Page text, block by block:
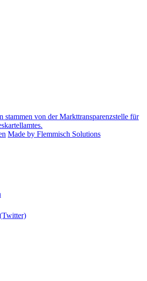
stammen von der Markttransparenzstelle für
Made by Flemmisch Solutions